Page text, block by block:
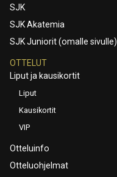
SJK
SJK Akatemia
SJK Juniorit (omalle sivulle)
OTTELUT
Liput ja kausikortit
Liput
Kausikortit
VIP
Otteluinfo
Otteluohjelmat